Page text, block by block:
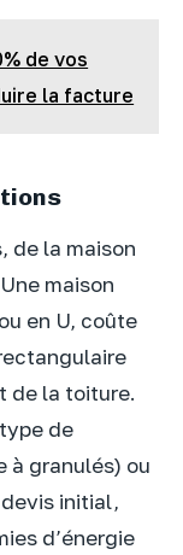
de vos
la facture
de la maison
maison
en U, coûte
de la toiture.
de
à granulés) ou
initial,
d’énergie